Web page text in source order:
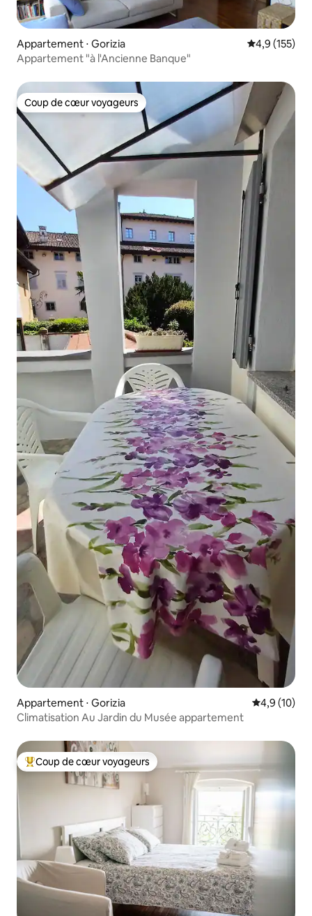
Appartement ⋅ Gorizia Évaluation
4,9 (155)
Appartement "à l'Ancienne Banque"
Coup de cœur voyageurs
Coup de cœur voyageurs
Appartement ⋅ Gorizia Évaluation
4,9 (10)
Climatisation Au Jardin du Musée appartement
Coups de cœur voyageurs les plus appréciés
Coup de cœur voyageurs